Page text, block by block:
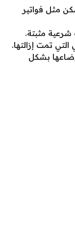
مثل فواتير
مثبتة.
التي تمت إزالتها.
بشكل